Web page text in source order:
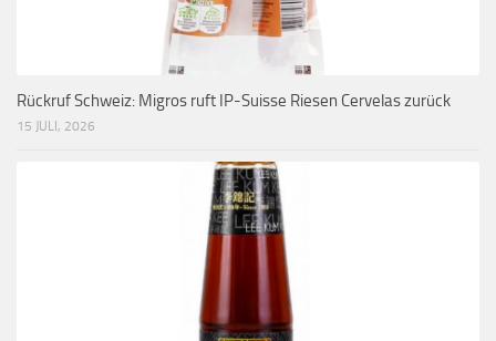
Rückruf Schweiz: Migros ruft IP-Suisse Riesen Cervelas zurück
15 JULI, 2026